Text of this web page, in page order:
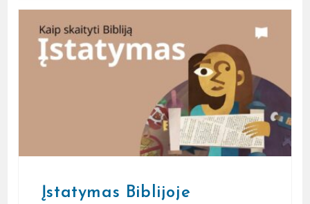
Įstatymas Biblijoje